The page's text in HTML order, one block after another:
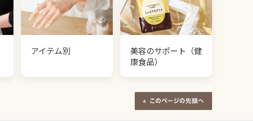
アイテム別
美容のサポート（健
康食品）